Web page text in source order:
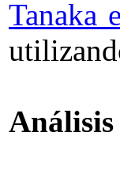
Tanaka
Análisis